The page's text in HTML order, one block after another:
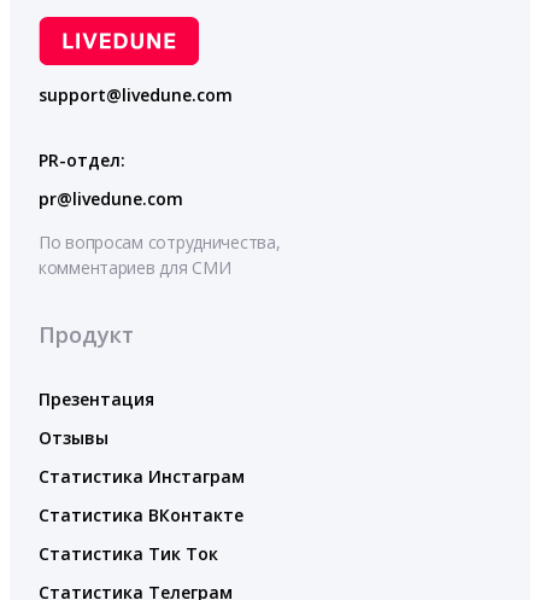
support@livedune.com
PR-отдел:
pr@livedune.com
По вопросам сотрудничества,
комментариев для СМИ
Продукт
Презентация
Отзывы
Статистика Инстаграм
Статистика ВКонтакте
Статистика Тик Ток
Статистика Телеграм